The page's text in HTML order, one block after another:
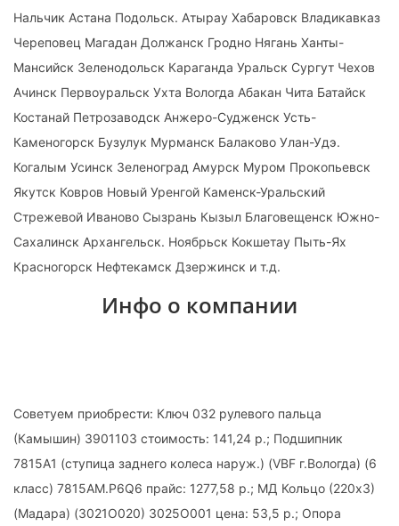
Нальчик Астана Подольск. Атырау Хабаровск Владикавказ
Череповец Магадан Должанск Гродно Нягань Ханты-
Мансийск Зеленодольск Караганда Уральск Сургут Чехов
Ачинск Первоуральск Ухта Вологда Абакан Чита Батайск
Костанай Петрозаводск Анжеро-Судженск Усть-
Каменогорск Бузулук Мурманск Балаково Улан-Удэ.
Когалым Усинск Зеленоград Амурск Муром Прокопьевск
Якутск Ковров Новый Уренгой Каменск-Уральский
Стрежевой Иваново Сызрань Кызыл Благовещенск Южно-
Сахалинск Архангельск. Ноябрьск Кокшетау Пыть-Ях
Красногорск Нефтекамск Дзержинск и т.д.
Инфо о компании
Советуем приобрести: Ключ 032 рулевого пальца
(Камышин) 3901103 стоимость: 141,24 р.; Подшипник
7815А1 (ступица заднего колеса наруж.) (VBF г.Вологда) (6
класс) 7815AM.P6Q6 прайс: 1277,58 р.; МД Кольцо (220х3)
(Мадара) (3021О020) 3025О001 цена: 53,5 р.; Опора